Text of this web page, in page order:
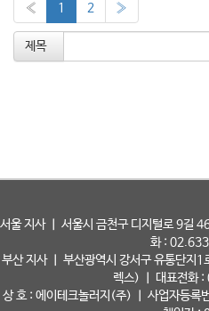
« 1 2 »
제목
서울 지사 ㅣ 서울시 금천구 디지털로 9길
화 :
부산 지사 ㅣ 부산광역시 강서구 유통단
렉스) ㅣ 대표전
상 호 : 에이테크놀러지(주) ㅣ 사업자등